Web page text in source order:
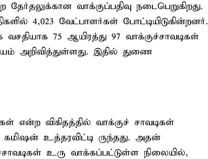
வாக்குப்பதிவு நடைபெறுகிறது.
4,023 வேட்பாளர்கள் போட்டியிடுகின்றனர்.
75 ஆயிரத்து 97 வாக்குச்சாவடிகள்
அறிவித்துள்ளது. இதில் துணை
என்ற விகிதத்தில் வாக்குச் சாவடிகள்
உத்தரவிட்டி ருந்தது. அதன்
உரு வாக்கப்பட்டுள்ள நிலையில்,